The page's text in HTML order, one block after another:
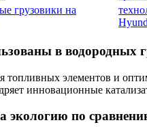
грузовики на
в водородных
топливных элементов и
инновационные
экологию по